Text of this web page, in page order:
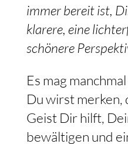
immer bereit ist,
klarere, eine
schönere
Es mag
Du wirst merken,
Geist Dir hilft,
bewältigen und